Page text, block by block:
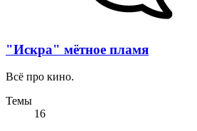
"Искра" мётное пламя
Всё про кино.
Темы
16